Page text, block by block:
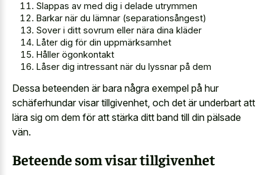
Slappas av med dig i delade utrymmen
Barkar när du lämnar (separationsångest)
Sover i ditt sovrum eller nära dina kläder
Låter dig för din uppmärksamhet
Håller ögonkontakt
Låser dig intressant när du lyssnar på dem
Dessa beteenden är bara några exempel på hur
schäferhundar visar tillgivenhet, och det är underbart att
lära sig om dem för att stärka ditt band till din pälsade
vän.
Beteende som visar tillgivenhet